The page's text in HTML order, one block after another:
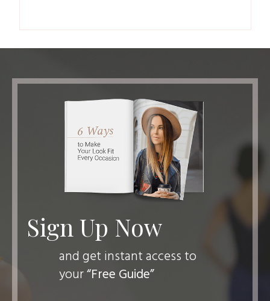
Sign Up Now
and get instant access to
your“Free Guide”